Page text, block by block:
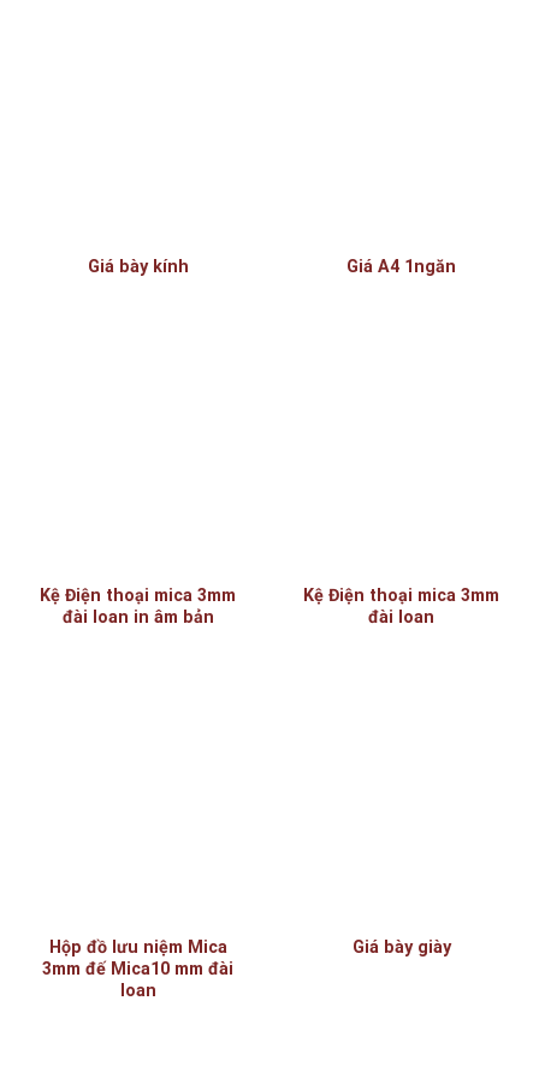
Giá bày kính Giá A4 1ngăn
Kệ Điện thoại mica 3mm
đài loan in âm bản
Kệ Điện thoại mica 3mm
đài loan
Hộp đồ lưu niệm Mica
3mm đế Mica10 mm đài
loan
Giá bày giày